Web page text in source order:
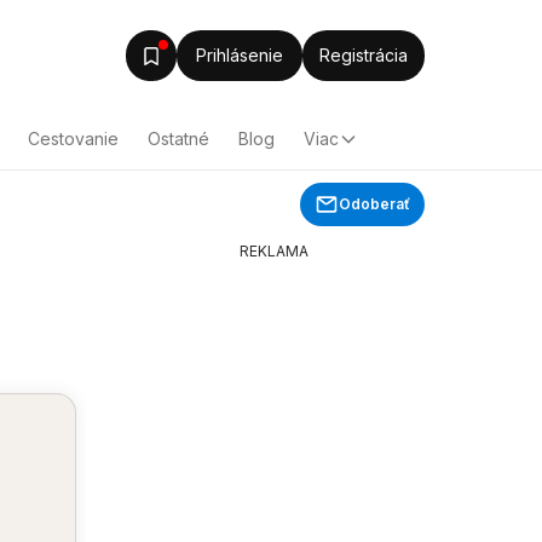
Prihlásenie Registrácia
Cestovanie Ostatné Blog Viac
Odoberať
REKLAMA